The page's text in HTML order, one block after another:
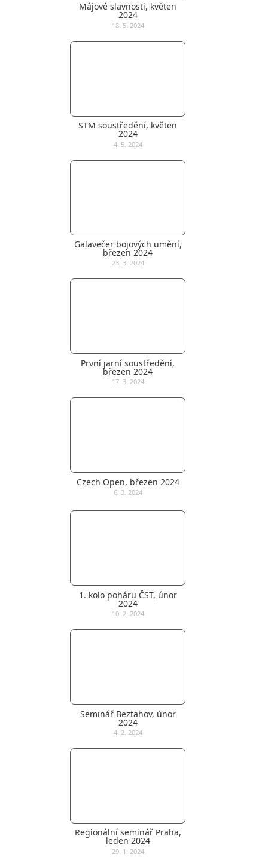
Májové slavnosti, květen
2024
18. 5. 2024
STM soustředění, květen
2024
4. 5. 2024
Galavečer bojových umění,
březen 2024
23. 3. 2024
První jarní soustředění,
březen 2024
17. 3. 2024
Czech Open, březen 2024
6. 3. 2024
1. kolo poháru ČST, únor
2024
10. 2. 2024
Seminář Beztahov, únor
2024
4. 2. 2024
Regionální seminář Praha,
leden 2024
29. 1. 2024